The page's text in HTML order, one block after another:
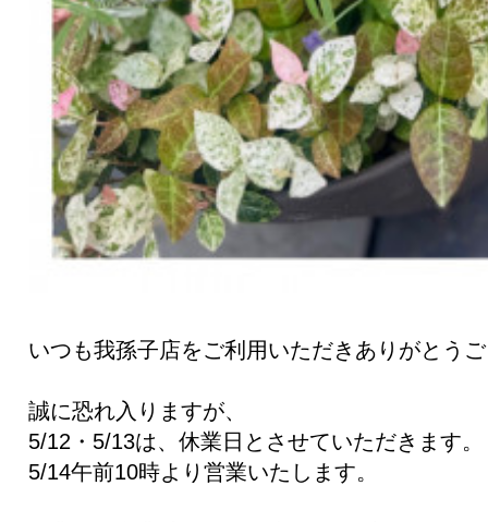
いつも我孫子店をご利用いただきありがとう
誠に恐れ入りますが、
5/12・5/13は、休業日とさせていただきます。
5/14午前10時より営業いたします。